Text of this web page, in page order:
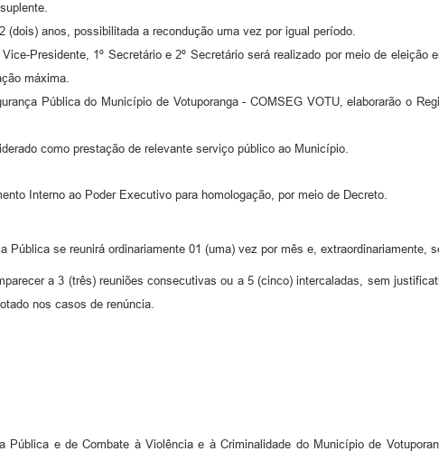
(dois) anos, possibilitada a recondução uma vez por igual período.
Presidente, 1º Secretário e 2º Secretário será realizado por meio de
máxima.
Pública do Município de Votuporanga - COMSEG VOTU, elaborarão o
como prestação de relevante serviço público ao Município.
Interno ao Poder Executivo para homologação, por meio de Decreto.
Pública se reunirá ordinariamente 01 (uma) vez por mês e, extraordinariamente,
a 3 (três) reuniões consecutivas ou a 5 (cinco) intercaladas, sem
nos casos de renúncia.
Pública e de Combate à Violência e à Criminalidade do Município de